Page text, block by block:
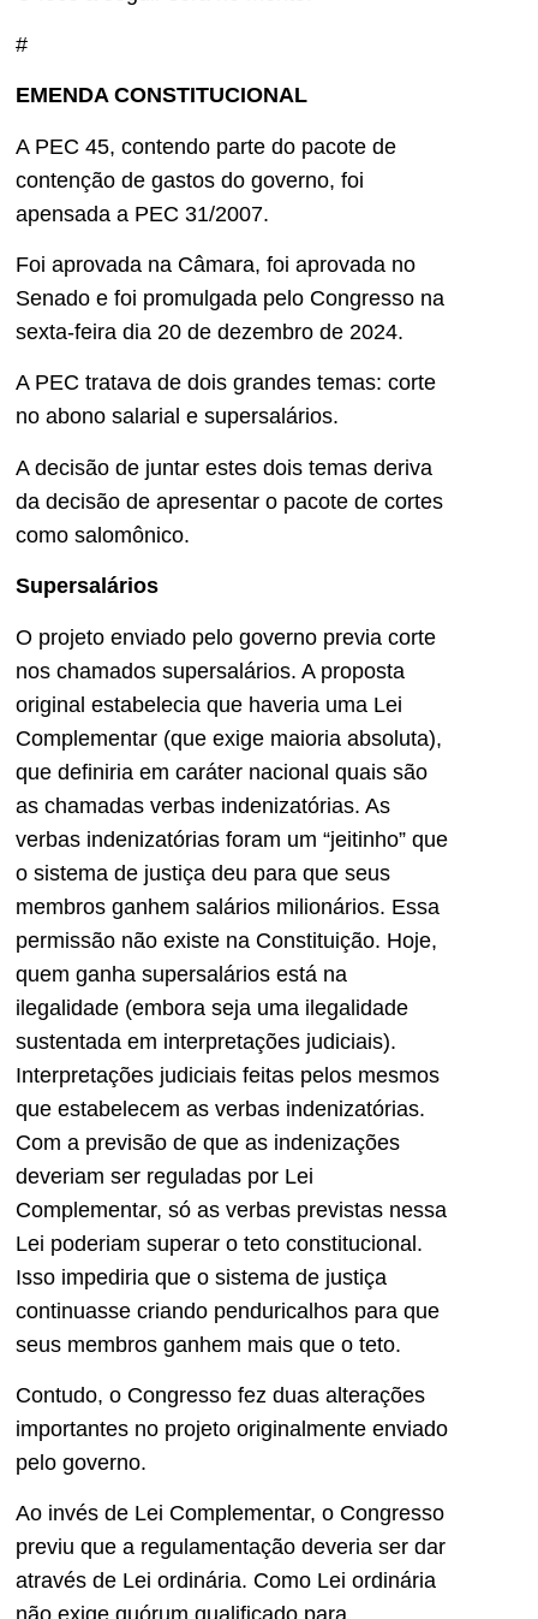
#
EMENDA CONSTITUCIONAL
A PEC 45, contendo parte do pacote de
contenção de gastos do governo, foi
apensada a PEC 31/2007.
Foi aprovada na Câmara, foi aprovada no
Senado e foi promulgada pelo Congresso na
sexta-feira dia 20 de dezembro de 2024.
A PEC tratava de dois grandes temas: corte
no abono salarial e supersalários.
A decisão de juntar estes dois temas deriva
da decisão de apresentar o pacote de cortes
como salomônico.
Supersalários
O projeto enviado pelo governo previa corte
nos chamados supersalários. A proposta
original estabelecia que haveria uma Lei
Complementar (que exige maioria absoluta),
que definiria em caráter nacional quais são
as chamadas verbas indenizatórias. As
verbas indenizatórias foram um “jeitinho” que
o sistema de justiça deu para que seus
membros ganhem salários milionários. Essa
permissão não existe na Constituição. Hoje,
quem ganha supersalários está na
ilegalidade (embora seja uma ilegalidade
sustentada em interpretações judiciais).
Interpretações judiciais feitas pelos mesmos
que estabelecem as verbas indenizatórias.
Com a previsão de que as indenizações
deveriam ser reguladas por Lei
Complementar, só as verbas previstas nessa
Lei poderiam superar o teto constitucional.
Isso impediria que o sistema de justiça
continuasse criando penduricalhos para que
seus membros ganhem mais que o teto.
Contudo, o Congresso fez duas alterações
importantes no projeto originalmente enviado
pelo governo.
Ao invés de Lei Complementar, o Congresso
previu que a regulamentação deveria ser dar
através de Lei ordinária. Como Lei ordinária